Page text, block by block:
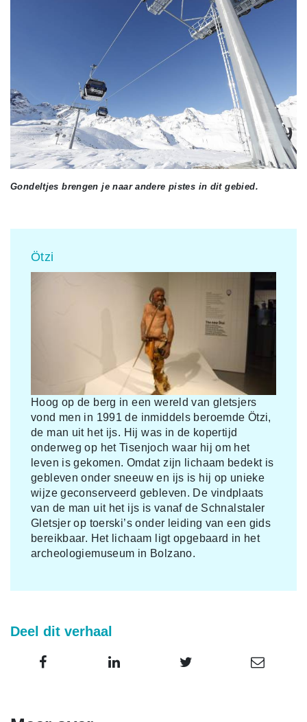
Gondeltjes brengen je naar andere pistes in dit gebied.
Ötzi
Hoog op de berg in een wereld van gletsjers
vond men in 1991 de inmiddels beroemde Ötzi,
de man uit het ijs. Hij was in de kopertijd
onderweg op het Tisenjoch waar hij om het
leven is gekomen. Omdat zijn lichaam bedekt is
gebleven onder sneeuw en ijs is hij op unieke
wijze geconserveerd gebleven. De vindplaats
van de man uit het ijs is vanaf de Schnalstaler
Gletsjer op toerski’s onder leiding van een gids
bereikbaar. Het lichaam ligt opgebaard in het
archeologiemuseum in Bolzano.
Deel dit verhaal